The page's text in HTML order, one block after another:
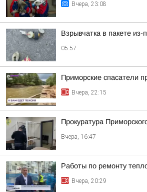
Вчера, 23:08
Взрывчатка в пакете из-
05:57
Приморские спасатели
Вчера, 22:15
Прокуратура
Вчера, 16:47
Работы по ремонту
Вчера, 20:29